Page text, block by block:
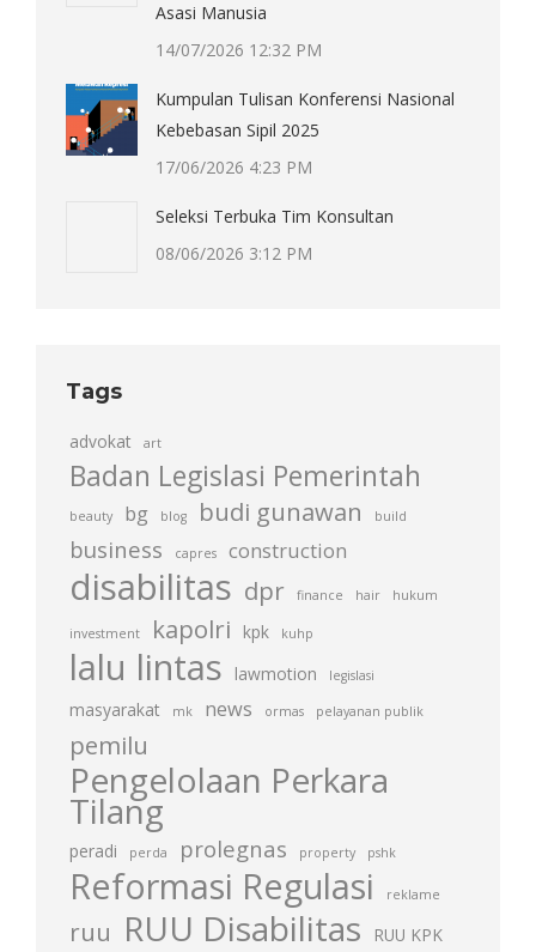
Asasi Manusia
14/07/2026 12:32 PM
Kumpulan Tulisan Konferensi Nasional
Kebebasan Sipil 2025
17/06/2026 4:23 PM
Seleksi Terbuka Tim Konsultan
08/06/2026 3:12 PM
Tags
advokat art
Badan Legislasi Pemerintah
beauty bg blog budi gunawan build
business capres construction
disabilitas dpr finance hair hukum
investment kapolri kpk kuhp
lalu lintas lawmotion legislasi
masyarakat mk news ormas pelayanan publik
pemilu
Pengelolaan Perkara
Tilang
peradi perda prolegnas property pshk
Reformasi Regulasi reklame
ruu RUU Disabilitas RUU KPK